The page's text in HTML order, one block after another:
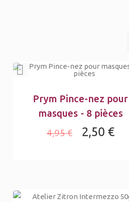
Prym Pince-nez pour
masques - 8 pièces
4,95 € 2,50 €